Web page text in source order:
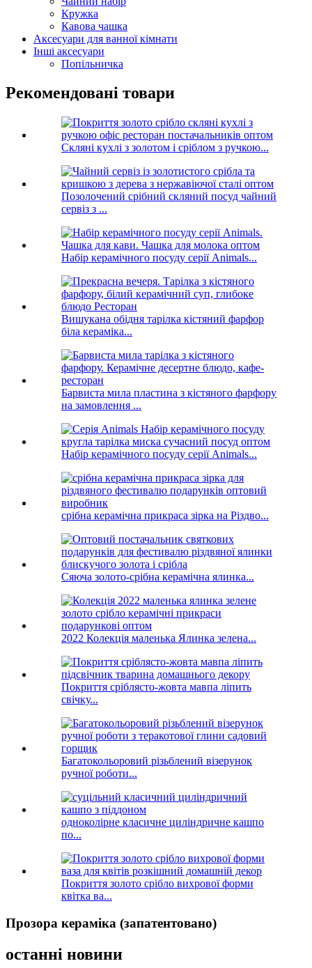
Кружка
Кавова чашка
Аксесуари для ванної кімнати
Інші аксесуари
Попільничка
Рекомендовані товари
Скляні кухлі з золотом і сріблом з ручкою...
Позолочений срібний скляний посуд чайний
сервіз з ...
Набір керамічного посуду серії Animals...
Вишукана обідня тарілка кістяний фарфор
біла кераміка...
Барвиста мила пластина з кістяного фарфору
на замовлення ...
Набір керамічного посуду серії Animals...
срібна керамічна прикраса зірка на Різдво...
Сяюча золото-срібна керамічна ялинка...
2022 Колекція маленька Ялинка зелена...
Покриття сріблясто-жовта мавпа ліпить
свічку...
Багатокольоровий різьблений візерунок
ручної роботи...
одноколірне класичне циліндричне кашпо
по...
Покриття золото срібло вихрової форми
квітка ва...
Прозора кераміка (запатентовано)
останні новини